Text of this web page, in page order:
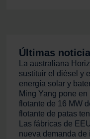
Últimas
La australiana
sustituir el diésel y
energía solar y
Ming Yang pone
flotante de 16 MW
flotante de patas
Las fábricas de
nueva demanda de